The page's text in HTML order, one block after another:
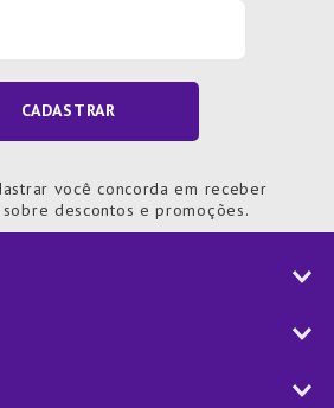
CADASTRAR
você concorda em receber
sobre descontos e promoções.